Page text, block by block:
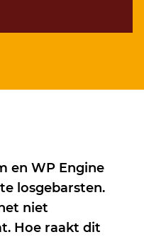
en WP Engine
losgebarsten.
niet
Hoe raakt dit